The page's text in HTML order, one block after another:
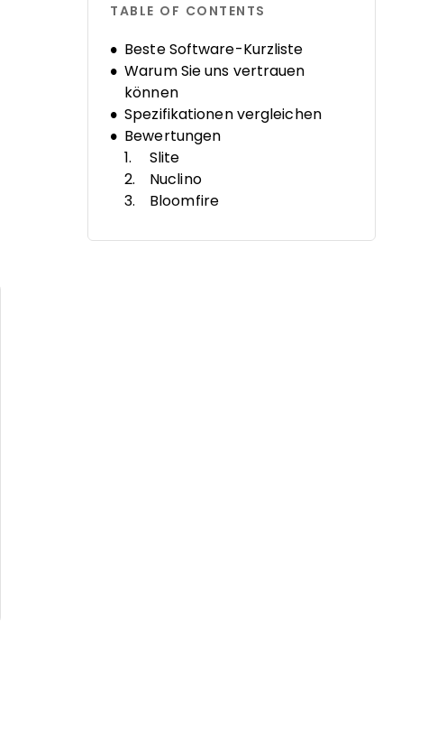
TABLE OF CONTENTS
Beste Software-Kurzliste
Warum Sie uns vertrauen
können
Spezifikationen vergleichen
Bewertungen
Slite
Nuclino
Bloomfire
Archbee